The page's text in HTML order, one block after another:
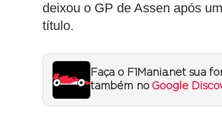
deixou o GP de Assen após
título.
Faça o F1Mania.net sua
também no Google